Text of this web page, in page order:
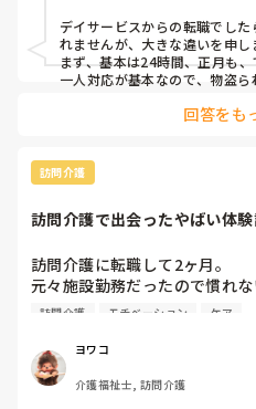
デイサービスからの転職でし
れませんが、大きな違いを申し
まず、基本は24時間、正月も、
一人対応が基本なので、物盗
気にいらないと言われた方と
れでも決められた事以外はやっ
掃除しても、玄関すぐ外は✕や
れは介護保険上も決まっており
れたのに、あなたは冷たい」等
賞味期限の過ぎた物をつい使う
「だいぶ過ぎていますから捨て
なりますが、捨てる事は許され
も文句を言われる事もありま
あるにはあり得ますね…
最後に訪問介護員が泣いた人も
す。もちろん生活動線しか掃
回答をも
訪問介護
訪問介護で出会ったやばい体
訪問介護に転職して2ヶ月。
元々施設勤務だったので慣れな
くせが強い利用者が多すぎて💦
した。
ちょっと落ち込んでしまったの
そんなことで落ち込むのはま
訪問介護 モチベーション ケア
ヨワコ
介護福祉士, 訪問介護